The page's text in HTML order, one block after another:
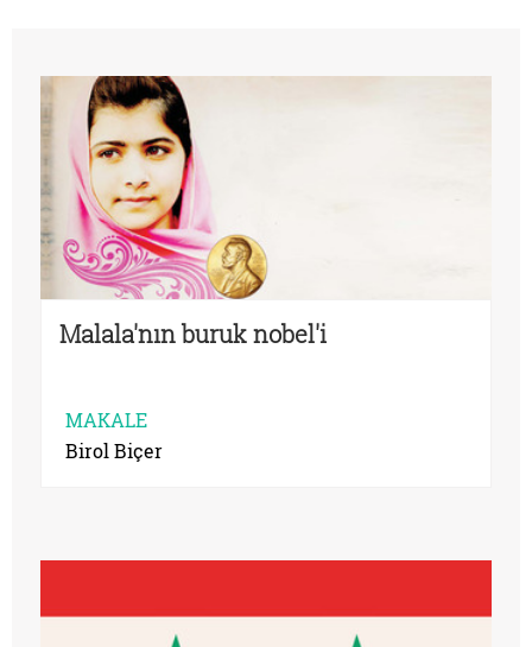
Malala'nın buruk nobel'i
MAKALE
Birol Biçer